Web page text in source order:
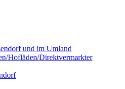
und im Umland
Hofläden/Direktvermarkter